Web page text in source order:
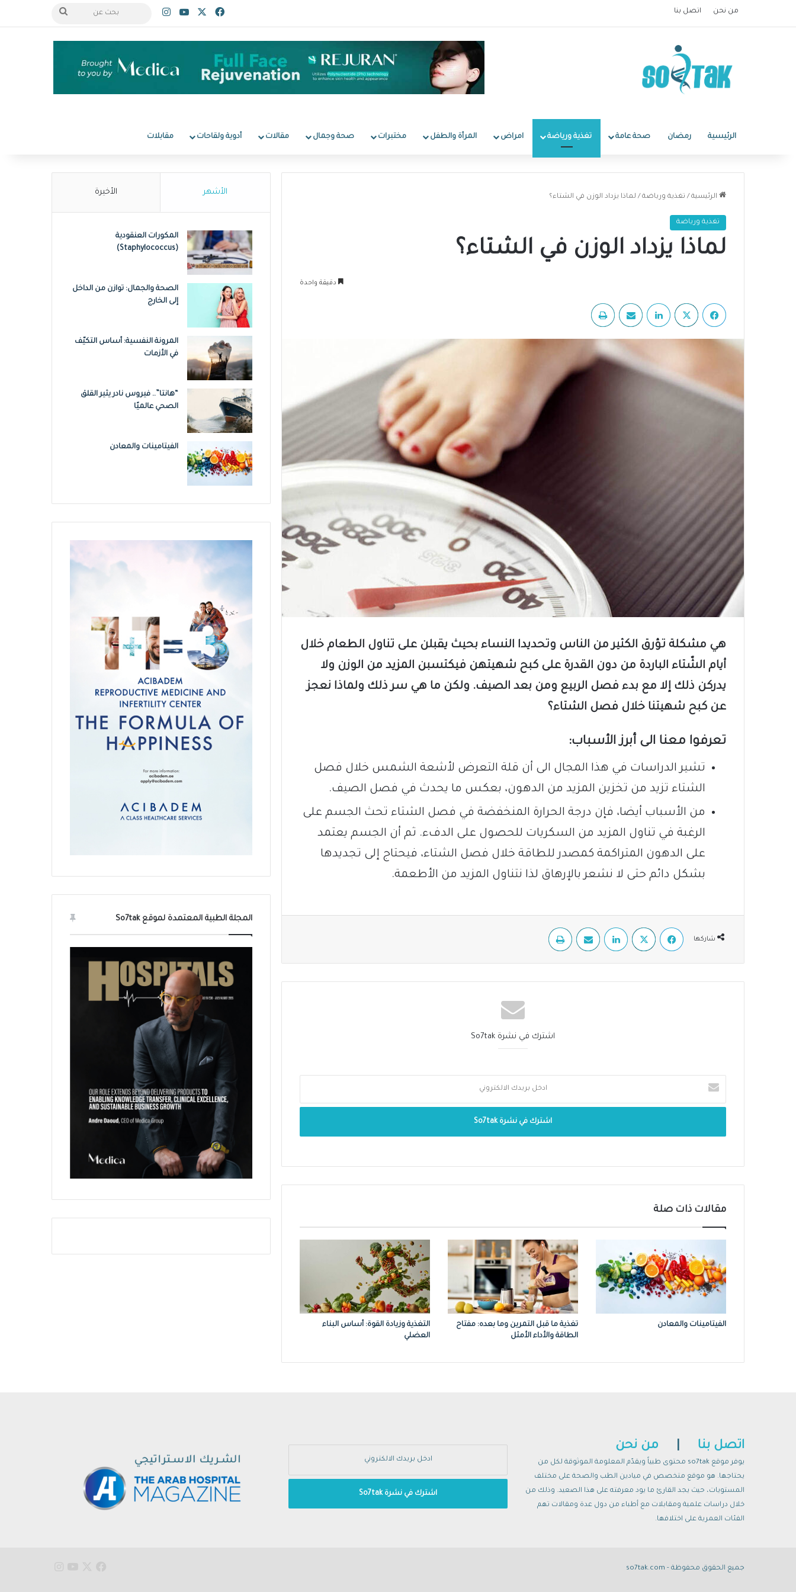
من نحن اتصل بنا فيسبوك‫YouTubeانستقرام بحث
الرئيسية رمضان صحة عامة تغذية ورياضة امراض المرأة والطفل مختبرات صحة وجمال مقالات أدوية ولقاحات مقابلات
الرئيسية / تغذية ورياضة / لماذا يزداد الوزن في الشتاء؟
تغذية ورياضة
لماذا يزداد الوزن في الشتاء؟
دقيقة واحدة
فيسبوك لينكدإن مشاركة عبر البريد
هي مشكلة تؤرق الكثير من الناس وتحديدا النساء بحيث يقبلن على تناول الطعام خلال
أيام الشّتاء الباردة من دون القدرة على كبح شهيتهن فيكتسبن المزيد من الوزن ولا
يدركن ذلك إلا مع بدء فصل الربيع ومن بعد الصيف. ولكن ما هي سر ذلك ولماذا نعجز
عن كبح شهيتنا خلال فصل الشتاء؟
تعرفوا معنا الى أبرز الأسباب:
تشير الدراسات في هذا المجال الى أن قلة التعرض لأشعة الشمس خلال فصل
الشتاء تزيد من تخزين المزيد من الدهون، بعكس ما يحدث في فصل الصيف.
من الأسباب أيضا، فإن درجة الحرارة المنخفضة في فصل الشتاء تحث الجسم على
الرغبة في تناول المزيد من السكريات للحصول على الدفء. ثم أن الجسم يعتمد
على الدهون المتراكمة كمصدر للطاقة خلال فصل الشتاء، فيحتاج إلى تجديدها
بشكل دائم حتى لا نشعر بالإرهاق لذا نتناول المزيد من الأطعمة.
شاركها
فيسبوك لينكدإن مشاركة عبر البريد
اشترك في نشرة So7tak
مقالات ذات صلة
الفيتامينات والمعادن
تغذية ما قبل التمرين وما بعده: مفتاح
الطاقة والأداء الأمثل
التغذية وزيادة القوة: أساس البناء
العضلي
الأشهر الأخيرة
المكورات العنقودية
(Staphylococcus)
الصحة والجمال: توازن من الداخل
إلى الخارج
المرونة النفسية: أساس التكيّف
في الأزمات
“هانتا”.. فيروس نادر يثير القلق
الصحي عالميًا
الفيتامينات والمعادن
المجلة الطبية المعتمدة لموقع So7tak
اتصل بنا من نحن
يوفر موقع so7tak محتوى طبياً ويقدّم المعلومة الموثوقة لكل من
يحتاجها. هو موقع متخصص في ميادين الطب والصحة على مختلف
المستويات، حيث يجد القارئ ما يود معرفته على هذا الصعيد. وذلك من
خلال دراسات علمية ومقابلات مع أطباء من دول عدة ومقالات تهم
الفئات العمرية على اختلافها.
جميع الحقوق محفوظة - so7tak.com